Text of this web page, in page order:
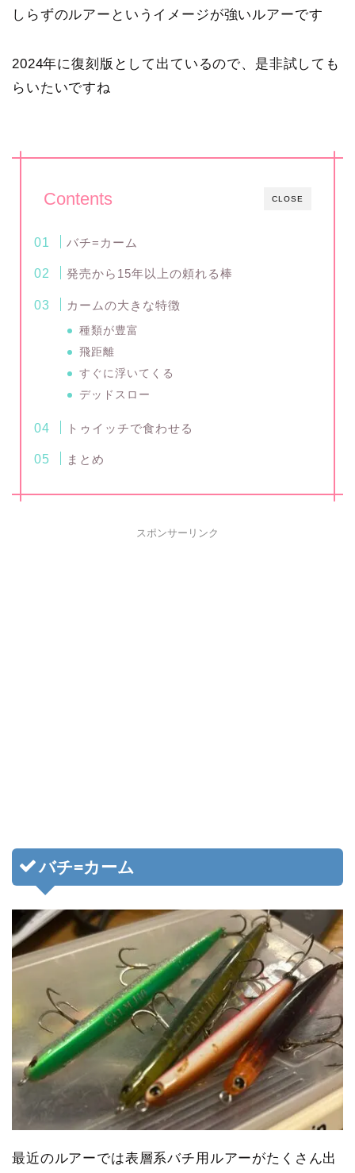
しらずのルアーというイメージが強いルアーです
2024年に復刻版として出ているので、是非試しても
らいたいですね
CLOSE
Contents
バチ=カーム
発売から15年以上の頼れる棒
カームの大きな特徴
種類が豊富
飛距離
すぐに浮いてくる
デッドスロー
トゥイッチで食わせる
まとめ
スポンサーリンク
バチ=カーム
最近のルアーでは表層系バチ用ルアーがたくさん出